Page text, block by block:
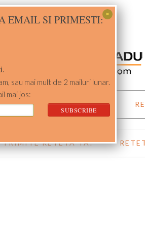
ACASA RETETE
TRIMITE RETETA TA!
EMAIL SI PRIMESTI:
sau mai mult de 2 mailuri lunar.
mai jos: